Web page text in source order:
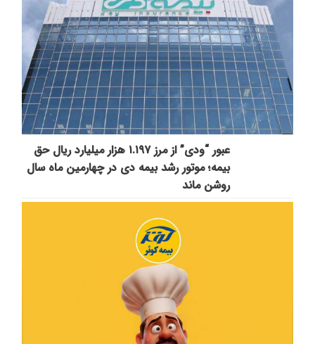
عبور “ودی” از مرز ۱.۱۹۷ هزار میلیارد ریال حق
بیمه؛ موتور رشد بیمه دی در چهارمین ماه سال
روشن ماند